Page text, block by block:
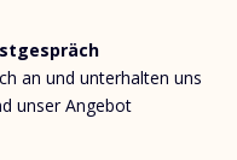
an und unterhalten uns
unser Angebot